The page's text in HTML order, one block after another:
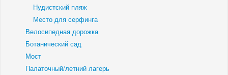
Нудистский пляж
Место для серфинга
Велосипедная дорожка
Ботанический сад
Мост
Палаточный/летний лагерь